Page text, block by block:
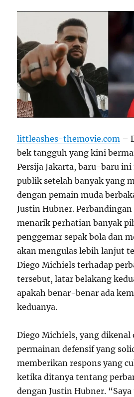
littleashes-themovie.com –
bek tangguh yang kini
Persija Jakarta, baru-baru
publik setelah banyak yang
dengan pemain muda
Justin Hubner.
menarik perhatian banyak
penggemar sepak bola dan
akan mengulas lebih lanjut
Diego Michiels terhadap
tersebut, latar belakang
apakah benar-benar ada
keduanya.
Diego Michiels, yang dikenal
permainan defensif yang
memberikan respons yang
ketika ditanya tentang
dengan Justin Hubner.